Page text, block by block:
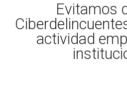
Evitamos
actividad